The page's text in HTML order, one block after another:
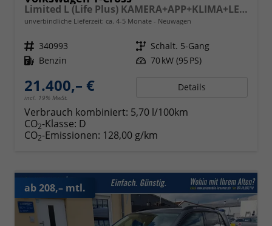
Limited L (Life Plus) KAMERA+APP+KLIMA+LED+17'' ALU
unverbindliche Lieferzeit: ca. 4-5 Monate Neuwagen
Fahrzeugnr. 340993 Getriebe Schalt. 5-Gang
Kraftstoff Benzin Leistung 70 kW (95 PS)
21.400,– €
incl. 19% MwSt.
Details
Verbrauch kombiniert: 5,70 l/100km
CO2-Klasse: D
CO2-Emissionen: 128,00 g/km
ab 208,– mtl.